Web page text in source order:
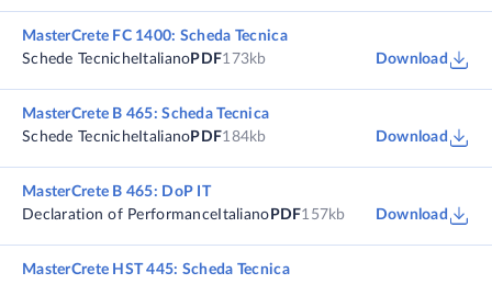
MasterCrete FC 1400: Scheda Tecnica
Schede Tecniche Italiano PDF173kb Download
MasterCrete B 465: Scheda Tecnica
Schede Tecniche Italiano PDF184kb Download
MasterCrete B 465: DoP IT
Declaration of Performance Italiano PDF157kb Download
MasterCrete HST 445: Scheda Tecnica